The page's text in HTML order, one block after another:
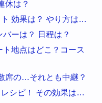
休は？
効果は？ やり方は…
ーは？ 日程は？
ト地点はどこ？コース
席の…それとも中継？
シピ！ その効果は…